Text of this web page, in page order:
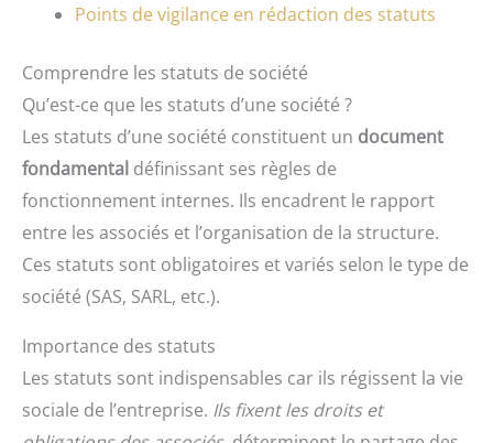
Points de vigilance en rédaction des statuts
Comprendre les statuts de société
Qu’est-ce que les statuts d’une société ?
Les statuts d’une société constituent un document
fondamental définissant ses règles de
fonctionnement internes. Ils encadrent le rapport
entre les associés et l’organisation de la structure.
Ces statuts sont obligatoires et variés selon le type de
société (SAS, SARL, etc.).
Importance des statuts
Les statuts sont indispensables car ils régissent la vie
sociale de l’entreprise. Ils fixent les droits et